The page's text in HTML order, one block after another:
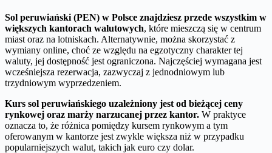
Sol peruwiański (PEN) w Polsce znajdziesz przede wszystkim w
większych kantorach walutowych, które mieszczą się w centrum
miast oraz na lotniskach. Alternatywnie, można skorzystać z
wymiany online, choć ze względu na egzotyczny charakter tej
waluty, jej dostępność jest ograniczona. Najczęściej wymagana jest
wcześniejsza rezerwacja, zazwyczaj z jednodniowym lub
trzydniowym wyprzedzeniem.
Kurs sol peruwiańskiego uzależniony jest od bieżącej ceny
rynkowej oraz marży narzucanej przez kantor. W praktyce
oznacza to, że różnica pomiędzy kursem rynkowym a tym
oferowanym w kantorze jest zwykle większa niż w przypadku
popularniejszych walut, takich jak euro czy dolar.